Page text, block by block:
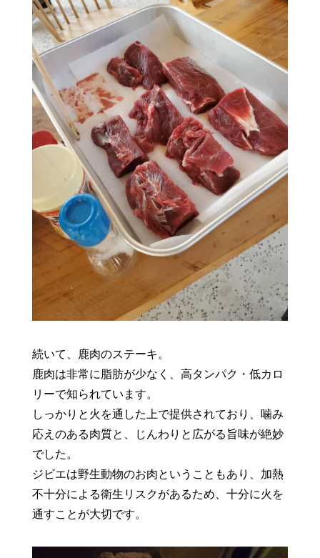
続いて、鹿肉のステーキ。
鹿肉は非常に脂肪が少なく、高タンパク・低カロ
リーで知られています。
しっかりと火を通した上で提供されており、噛み
応えのある肉質と、じんわりと広がる旨味が絶妙
でした。
ジビエは野生動物のお肉ということもあり、加熱
不十分による衛生リスクがあるため、十分に火を
通すことが大切です。